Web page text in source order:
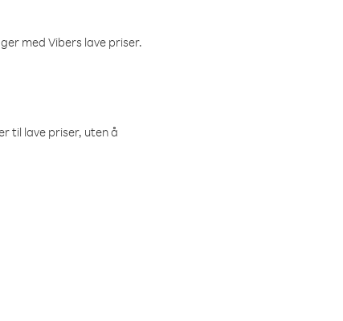
med Vibers lave priser.
til lave priser, uten å